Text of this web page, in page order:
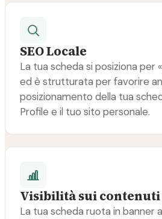
SEO Locale
La tua scheda si posiziona per
ed è strutturata per favorire
posizionamento della tua
Profile e il tuo sito personale.
Visibilità sui contenuti
La tua scheda ruota in banner